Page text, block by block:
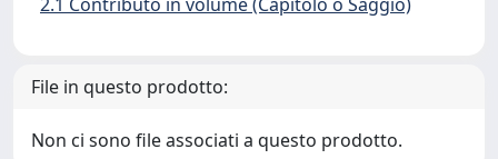
File in questo prodotto:
Non ci sono file associati a questo prodotto.